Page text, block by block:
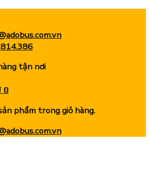
tận nơi
0
phẩm trong giỏ hàng.